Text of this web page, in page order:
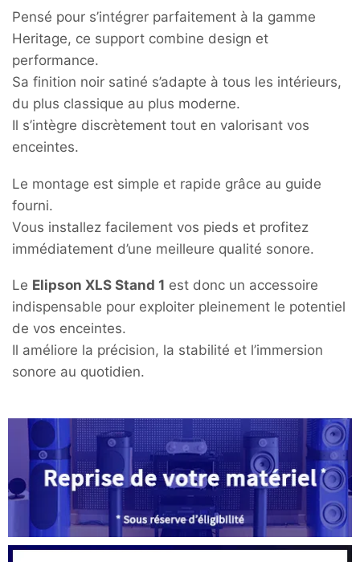
Pensé pour s’intégrer parfaitement à la gamme
Heritage, ce support combine design et
performance.
Sa finition noir satiné s’adapte à tous les intérieurs,
du plus classique au plus moderne.
Il s’intègre discrètement tout en valorisant vos
enceintes.
Le montage est simple et rapide grâce au guide
fourni.
Vous installez facilement vos pieds et profitez
immédiatement d’une meilleure qualité sonore.
Le Elipson XLS Stand 1 est donc un accessoire
indispensable pour exploiter pleinement le potentiel
de vos enceintes.
Il améliore la précision, la stabilité et l’immersion
sonore au quotidien.